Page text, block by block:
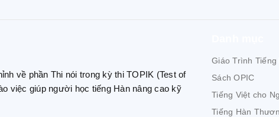
về phần Thi nói trong kỳ thi TOPIK (Test of
việc giúp người học tiếng Hàn nâng cao kỹ
Giáo Trình Tiếng
Sách OPIC
Tiếng Việt cho
Tiếng Hàn